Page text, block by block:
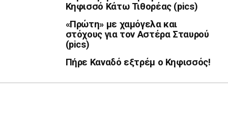
Κηφισσό Κάτω Τιθορέας (pics)
«Πρώτη» με χαμόγελα και
στόχους για τον Αστέρα Σταυρού
(pics)
Πήρε Καναδό εξτρέμ ο Κηφισσός!